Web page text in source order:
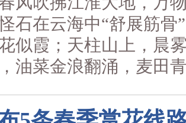
怪石在云海中“舒展筋
似霞；天柱山上，
油菜金浪翻涌，麦田